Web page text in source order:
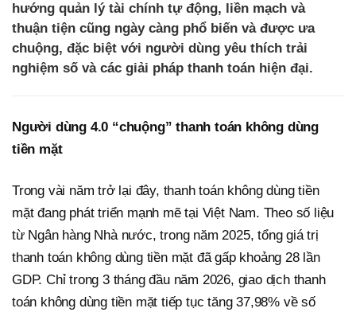
hướng quản lý tài chính tự động, liền mạch và
thuận tiện cũng ngày càng phổ biến và được ưa
chuộng, đặc biệt với người dùng yêu thích trải
nghiệm số và các giải pháp thanh toán hiện đại.
Người dùng 4.0 “chuộng” thanh toán không dùng
tiền mặt
Trong vài năm trở lại đây, thanh toán không dùng tiền
mặt đang phát triển mạnh mẽ tại Việt Nam. Theo số liệu
từ Ngân hàng Nhà nước, trong năm 2025, tổng giá trị
thanh toán không dùng tiền mặt đã gấp khoảng 28 lần
GDP. Chỉ trong 3 tháng đầu năm 2026, giao dịch thanh
toán không dùng tiền mặt tiếp tục tăng 37,98% về số